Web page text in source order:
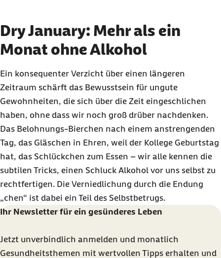
Dry January: Mehr als ein
Monat ohne Alkohol
Ein konsequenter Verzicht über einen längeren
Zeitraum schärft das Bewusstsein für ungute
Gewohnheiten, die sich über die Zeit eingeschlichen
haben, ohne dass wir noch groß drüber nachdenken.
Das Belohnungs-Bierchen nach einem anstrengenden
Tag, das Gläschen in Ehren, weil der Kollege Geburtstag
hat, das Schlückchen zum Essen – wir alle kennen die
subtilen Tricks, einen Schluck Alkohol vor uns selbst zu
rechtfertigen. Die Verniedlichung durch die Endung
„chen“ ist dabei ein Teil des Selbstbetrugs.
Ihr Newsletter für ein gesünderes Leben
Jetzt unverbindlich anmelden und monatlich
Gesundheitsthemen mit wertvollen Tipps erhalten und